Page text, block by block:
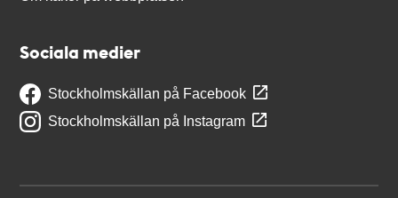
Sociala medier
Stockholmskällan på Facebook
Stockholmskällan på Instagram